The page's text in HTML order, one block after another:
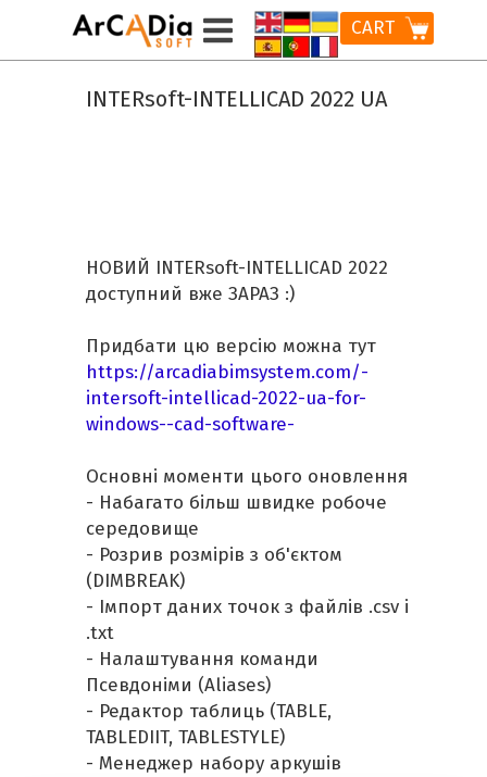
CART
INTERsoft-INTELLICAD 2022 UA
НОВИЙ INTERsoft-INTELLICAD 2022
доступний вже ЗАРАЗ :)
Придбати цю версію можна тут
https://arcadiabimsystem.com/-
intersoft-intellicad-2022-ua-for-
windows--cad-software-
Основні моменти цього оновлення
- Набагато більш швидке робоче
середовище
- Розрив розмірів з об'єктом
(DIMBREAK)
- Імпорт даних точок з файлів .csv і
.txt
- Налаштування команди
Псевдоніми (Aliases)
- Редактор таблиць (TABLE,
TABLEDIIT, TABLESTYLE)
- Менеджер набору аркушів